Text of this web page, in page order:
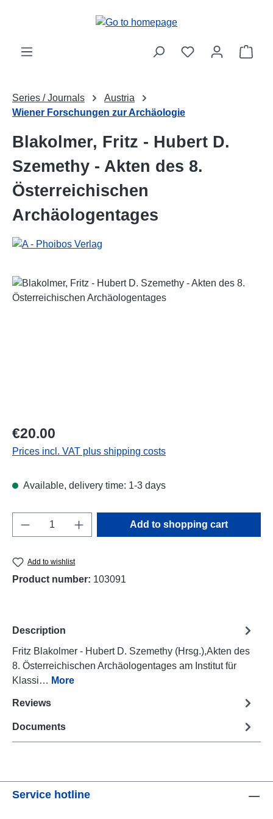
Series / Journals
Austria
Wiener Forschungen zur Archäologie
Blakolmer, Fritz - Hubert D.
Szemethy - Akten des 8.
Österreichischen
Archäologentages
Skip image gallery
Regular price:
€20.00
Prices incl. VAT plus shipping costs
Available, delivery time: 1-3 days
Product Quantity: Enter the desired
Add to shopping cart
Add to wishlist
Product number: 103091
Description
Fritz Blakolmer - Hubert D. Szemethy (Hrsg.),Akten des
8. Österreichischen Archäologentages am Institut für
Klassi… More
Reviews
Documents
Service hotline